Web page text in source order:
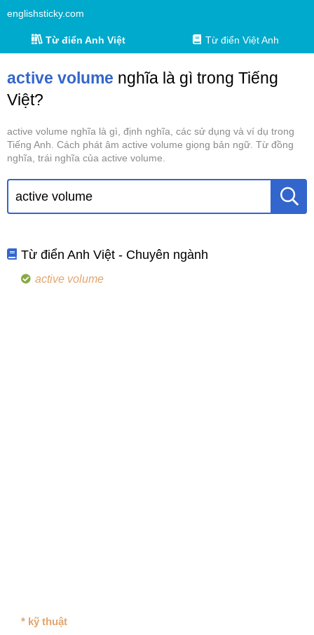
englishsticky.com
Từ điển Anh Việt Từ điển Việt Anh
active volume nghĩa là gì trong Tiếng
Việt?
active volume nghĩa là gì, định nghĩa, các sử dụng và ví dụ trong
Tiếng Anh. Cách phát âm active volume giọng bản ngữ. Từ đồng
nghĩa, trái nghĩa của active volume.
Từ điển Anh Việt - Chuyên ngành
active volume
* kỹ thuật